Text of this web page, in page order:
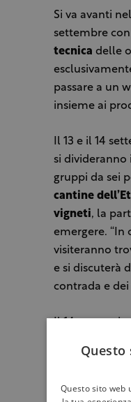
Si va avanti
settembre
tecnica delle
passare a un
insieme ai
Il 13 e il 14
si divideranno
gruppi da sei
cantine
vigneti, la
emergere. “In
visiteranno
e si discuterà
contrada e dei
degustazione
“Vogliamo
Questo sito web